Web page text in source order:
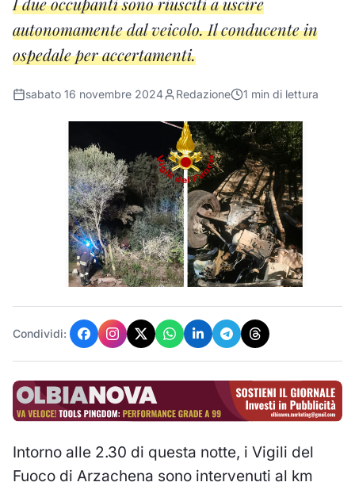
autonomamente dal veicolo. Il conducente in
ospedale per accertamenti.
sabato 16 novembre 2024 Redazione 1 min di lettura
Condividi:
Intorno alle 2.30 di questa notte, i Vigili del
Fuoco di Arzachena sono intervenuti al km